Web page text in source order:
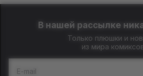
В нашей рассылке
Только плюшки и
из мира
E-mail